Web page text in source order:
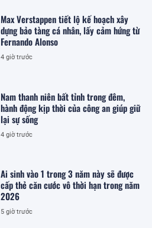
Max Verstappen tiết lộ kế hoạch xây
dựng bảo tàng cá nhân, lấy cảm hứng từ
Fernando Alonso
4 giờ trước
Nam thanh niên bất tỉnh trong đêm,
hành động kịp thời của công an giúp giữ
lại sự sống
4 giờ trước
Ai sinh vào 1 trong 3 năm này sẽ được
cấp thẻ căn cước vô thời hạn trong năm
2026
5 giờ trước